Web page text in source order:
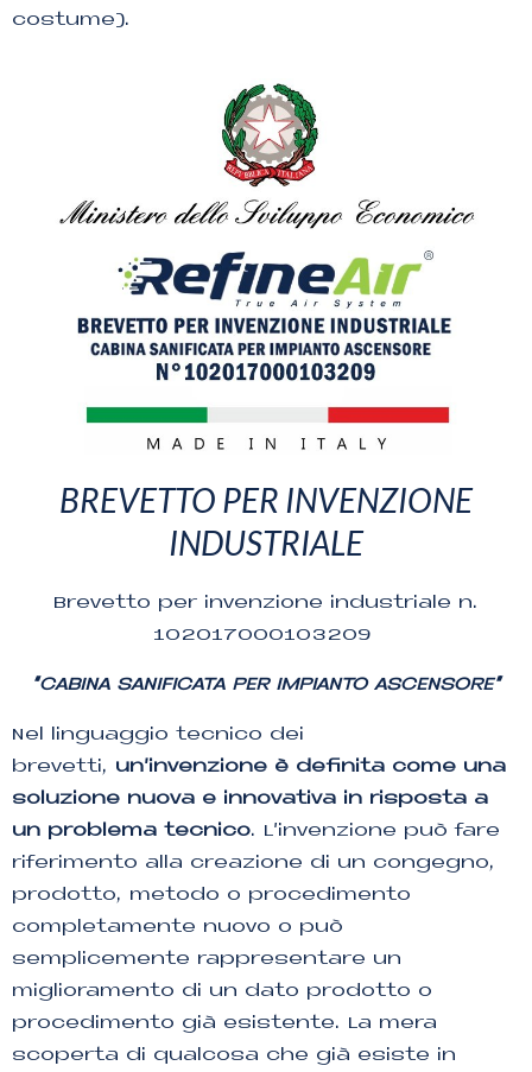
costume).
BREVETTO PER INVENZIONE
INDUSTRIALE
Brevetto per invenzione industriale n.
102017000103209
“CABINA SANIFICATA PER IMPIANTO ASCENSORE”
Nel linguaggio tecnico dei
brevetti, un’invenzione è definita come una
soluzione nuova e innovativa in risposta a
un problema tecnico. L’invenzione può fare
riferimento alla creazione di un congegno,
prodotto, metodo o procedimento
completamente nuovo o può
semplicemente rappresentare un
miglioramento di un dato prodotto o
procedimento già esistente. La mera
scoperta di qualcosa che già esiste in